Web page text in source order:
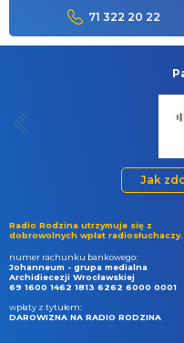
71 322 20 22
Jak
Radio Rodzina utrzymuje się z
dobrowolnych wpłat radiosłuchaczy.
numer rachunku bankowego:
Johanneum - grupa medialna
Archidiecezji Wrocławskiej
69 1600 1462 1813 6262 6000 0001
wpłaty z tytułem:
DAROWIZNA NA RADIO RODZINA